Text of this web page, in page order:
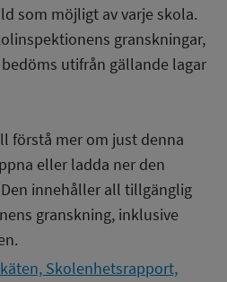
som möjligt av varje skola.
granskningar,
utifrån gällande lagar
förstå mer om just denna
eller ladda ner den
innehåller all tillgänglig
granskning, inklusive
Skolenhetsrapport,